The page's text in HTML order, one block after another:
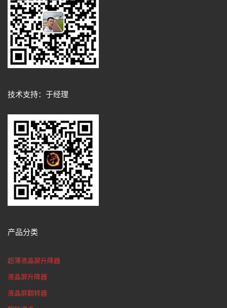
技术支持：于经理
产品分类
超薄液晶屏升降器
液晶屏升降器
液晶屏翻转器